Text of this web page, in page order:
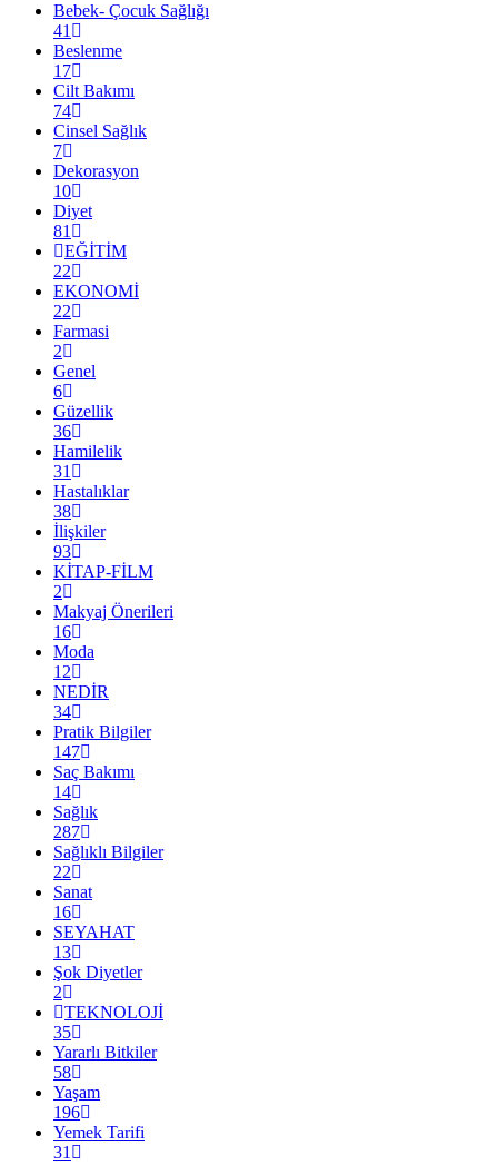
Bebek- Çocuk Sağlığı
41
Beslenme
17
Cilt Bakımı
74
Cinsel Sağlık
7
Dekorasyon
10
Diyet
81
EĞİTİM
22
EKONOMİ
22
Farmasi
2
Genel
6
Güzellik
36
Hamilelik
31
Hastalıklar
38
İlişkiler
93
KİTAP-FİLM
2
Makyaj Önerileri
16
Moda
12
NEDİR
34
Pratik Bilgiler
147
Saç Bakımı
14
Sağlık
287
Sağlıklı Bilgiler
22
Sanat
16
SEYAHAT
13
Şok Diyetler
2
TEKNOLOJİ
35
Yararlı Bitkiler
58
Yaşam
196
Yemek Tarifi
31